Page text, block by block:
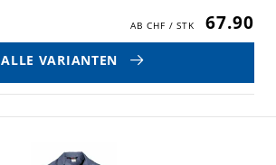
67.90
ALLE VARIANTEN